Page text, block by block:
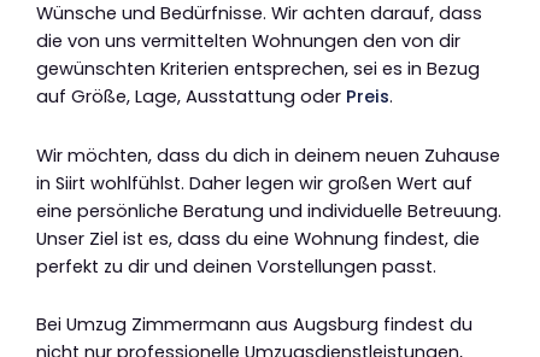
Wünsche und Bedürfnisse. Wir achten darauf, dass
die von uns vermittelten Wohnungen den von dir
gewünschten Kriterien entsprechen, sei es in Bezug
auf Größe, Lage, Ausstattung oder Preis.
Wir möchten, dass du dich in deinem neuen Zuhause
in Siirt wohlfühlst. Daher legen wir großen Wert auf
eine persönliche Beratung und individuelle Betreuung.
Unser Ziel ist es, dass du eine Wohnung findest, die
perfekt zu dir und deinen Vorstellungen passt.
Bei Umzug Zimmermann aus Augsburg findest du